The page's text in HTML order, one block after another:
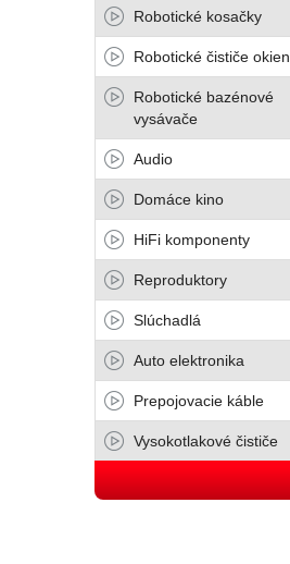
Robotické kosačky
Robotické čističe okien
Robotické bazénové
vysávače
Audio
Domáce kino
HiFi komponenty
Reproduktory
Slúchadlá
Auto elektronika
Prepojovacie káble
Vysokotlakové čističe